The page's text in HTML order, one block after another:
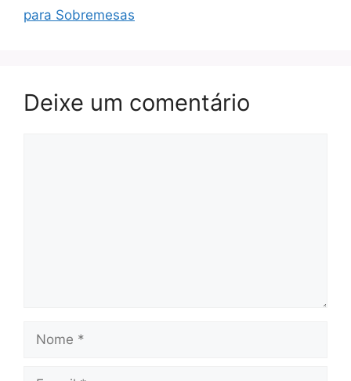
para Sobremesas
Deixe um comentário
Nome